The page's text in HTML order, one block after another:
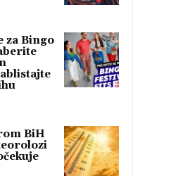
za Bingo
BiH